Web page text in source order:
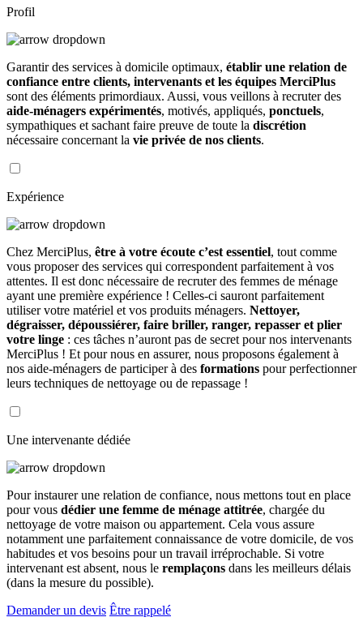
Profil
Garantir des services à domicile optimaux, établir une relation de
confiance entre clients, intervenants et les équipes MerciPlus
sont des éléments primordiaux. Aussi, vous veillons à recruter des
aide-ménagers expérimentés, motivés, appliqués, ponctuels,
sympathiques et sachant faire preuve de toute la discrétion
nécessaire concernant la vie privée de nos clients.
Expérience
Chez MerciPlus, être à votre écoute c’est essentiel, tout comme
vous proposer des services qui correspondent parfaitement à vos
attentes. Il est donc nécessaire de recruter des femmes de ménage
ayant une première expérience ! Celles-ci sauront parfaitement
utiliser votre matériel et vos produits ménagers. Nettoyer,
dégraisser, dépoussiérer, faire briller, ranger, repasser et plier
votre linge : ces tâches n’auront pas de secret pour nos intervenants
MerciPlus ! Et pour nous en assurer, nous proposons également à
nos aide-ménagers de participer à des formations pour perfectionner
leurs techniques de nettoyage ou de repassage !
Une intervenante dédiée
Pour instaurer une relation de confiance, nous mettons tout en place
pour vous dédier une femme de ménage attitrée, chargée du
nettoyage de votre maison ou appartement. Cela vous assure
notamment une parfaitement connaissance de votre domicile, de vos
habitudes et vos besoins pour un travail irréprochable. Si votre
intervenant est absent, nous le remplaçons dans les meilleurs délais
(dans la mesure du possible).
Demander un devis Être rappelé